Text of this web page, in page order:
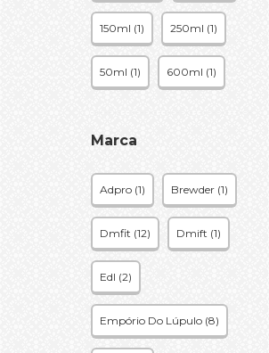
150ml (1) 250ml (1)
50ml (1) 600ml (1)
Marca
Adpro (1) Brewder (1)
Dmfit (12) Dmift (1)
Edl (2)
Empório Do Lúpulo (8)